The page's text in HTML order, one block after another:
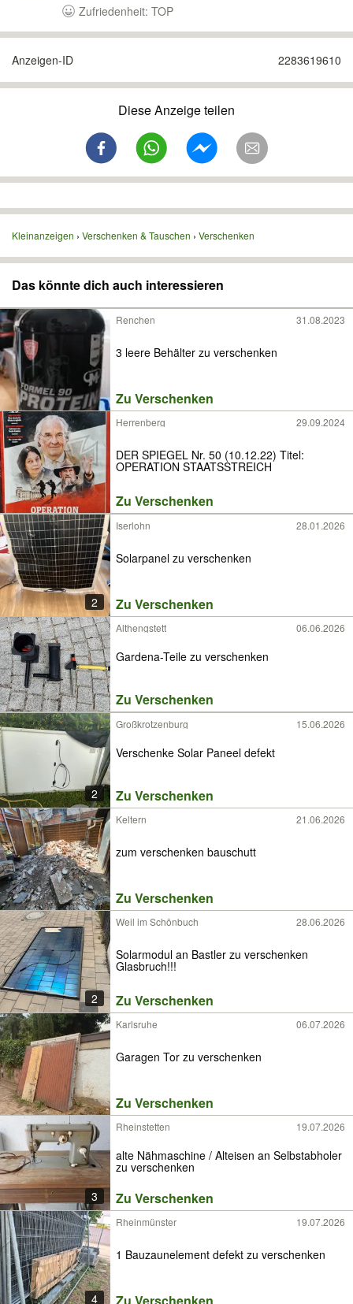
Zufriedenheit: TOP
Anzeigen-ID 2283619610
Diese Anzeige teilen
Kleinanzeigen Verschenken & Tauschen Verschenken
Das könnte dich auch interessieren
Renchen 31.08.2023
3 leere Behälter zu verschenken
Zu Verschenken
Herrenberg 29.09.2024
DER SPIEGEL Nr. 50 (10.12.22) Titel:
OPERATION STAATSSTREICH
Zu Verschenken
2
Iserlohn 28.01.2026
Solarpanel zu verschenken
Zu Verschenken
Althengstett 06.06.2026
Gardena-Teile zu verschenken
Zu Verschenken
2
Großkrotzenburg 15.06.2026
Verschenke Solar Paneel defekt
Zu Verschenken
Keltern 21.06.2026
zum verschenken bauschutt
Zu Verschenken
2
Weil im Schönbuch 28.06.2026
Solarmodul an Bastler zu verschenken
Glasbruch!!!
Zu Verschenken
Karlsruhe 06.07.2026
Garagen Tor zu verschenken
Zu Verschenken
3
Rheinstetten 19.07.2026
alte Nähmaschine / Alteisen an Selbstabholer
zu verschenken
Zu Verschenken
4
Rheinmünster 19.07.2026
1 Bauzaunelement defekt zu verschenken